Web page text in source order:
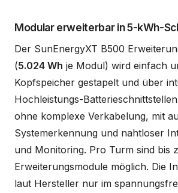
Modular erweiterbar in 5-kWh-
Der SunEnergyXT B500
(5.024 Wh je Modul) wird einfach
Kopfspeicher gestapelt und über
Hochleistungs-
ohne komplexe Verkabelung, mit
Systemerkennung und nahtloser
und Monitoring. Pro Turm sind bis
Erweiterungsmodule möglich. Die
laut Hersteller nur im